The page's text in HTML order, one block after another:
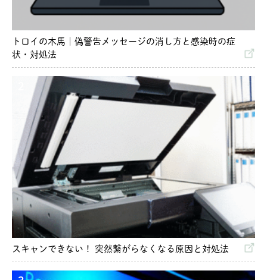
トロイの木馬｜偽警告メッセージの消し方と感染時の症
状・対処法
スキャンできない！ 突然繋がらなくなる原因と対処法